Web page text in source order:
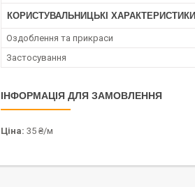
КОРИСТУВАЛЬНИЦЬКІ ХАРАКТЕРИСТИКИ
Оздоблення та прикраси
Застосування
ІНФОРМАЦІЯ ДЛЯ ЗАМОВЛЕННЯ
Ціна: 35 ₴/м